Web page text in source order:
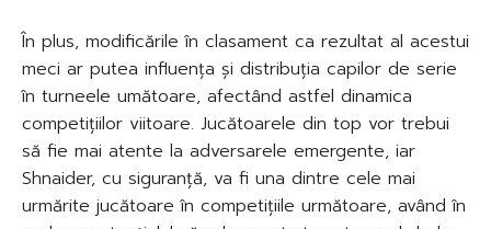
În plus, modificările în clasament ca rezultat al acestui
meci ar putea influența și distribuția capilor de serie
în turneele umătoare, afectând astfel dinamica
competițiilor viitoare. Jucătoarele din top vor trebui
să fie mai atente la adversarele emergente, iar
Shnaider, cu siguranță, va fi una dintre cele mai
urmărite jucătoare în competițiile următoare, având în